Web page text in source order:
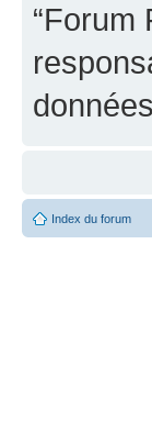
“Forum
Index du forum